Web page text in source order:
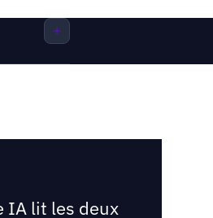
IA lit les deux